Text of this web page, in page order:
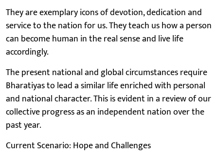
They are exemplary icons of devotion, dedication and
service to the nation for us. They teach us how a person
can become human in the real sense and live life
accordingly.
The present national and global circumstances require
Bharatiyas to lead a similar life enriched with personal
and national character. This is evident in a review of our
collective progress as an independent nation over the
past year.
Current Scenario: Hope and Challenges